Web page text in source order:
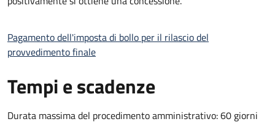
Pagamento dell'imposta di bollo per il rilascio del
provvedimento finale
Tempi e scadenze
Durata massima del procedimento amministrativo: 60 giorni